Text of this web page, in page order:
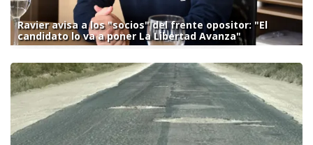
Ravier avisa a los "socios" del frente opositor: "El
candidato lo va a poner La Libertad Avanza"